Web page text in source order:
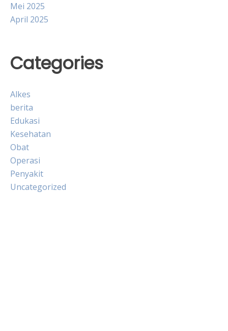
Mei 2025
April 2025
Categories
Alkes
berita
Edukasi
Kesehatan
Obat
Operasi
Penyakit
Uncategorized